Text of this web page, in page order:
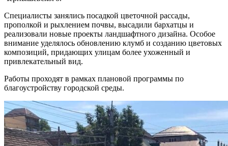
Специалисты занялись посадкой цветочной рассады,
прополкой и рыхлением почвы, высадили бархатцы и
реализовали новые проекты ландшафтного дизайна. Особое
внимание уделялось обновлению клумб и созданию цветовых
композиций, придающих улицам более ухоженный и
привлекательный вид.
Работы проходят в рамках плановой программы по
благоустройству городской среды.